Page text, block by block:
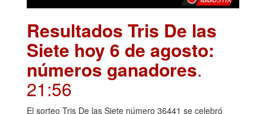
Resultados Tris De las
Siete hoy 6 de agosto:
números ganadores.
21:56
El sorteo Tris De las Siete número 36441 se celebró